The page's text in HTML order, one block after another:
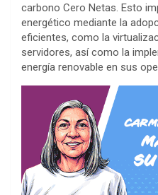
carbono Cero Netas. Esto
energético mediante la
eficientes, como la
servidores, así como la
energía renovable en sus